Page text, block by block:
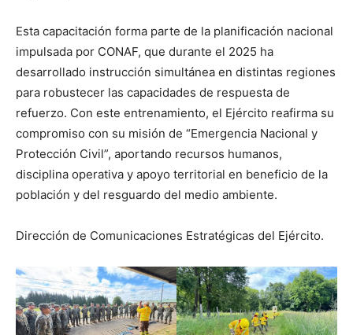
Esta capacitación forma parte de la planificación nacional
impulsada por CONAF, que durante el 2025 ha
desarrollado instrucción simultánea en distintas regiones
para robustecer las capacidades de respuesta de
refuerzo. Con este entrenamiento, el Ejército reafirma su
compromiso con su misión de “Emergencia Nacional y
Protección Civil”, aportando recursos humanos,
disciplina operativa y apoyo territorial en beneficio de la
población y del resguardo del medio ambiente.
Dirección de Comunicaciones Estratégicas del Ejército.